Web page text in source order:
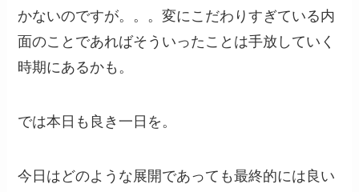
かないのですが。。。変にこだわりすぎている内
面のことであればそういったことは手放していく
時期にあるかも。
では本日も良き一日を。
今日はどのような展開であっても最終的には良い